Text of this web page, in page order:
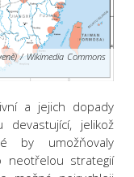
/ Wikimedia Commons
a jejich dopady
devastující, jelikož
by umožňovaly
strategií